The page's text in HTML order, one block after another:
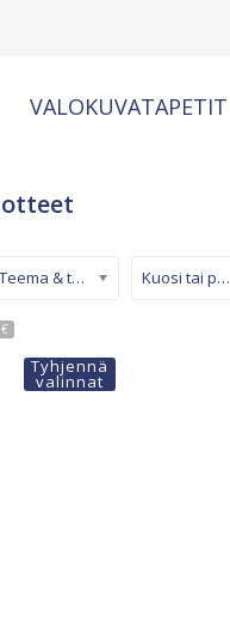
VALOKUVATAPETIT
Teema & tyyli Kuosi tai pinta
Tyhjennä
valinnat